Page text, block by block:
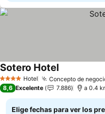
4 EstrellasHotel Concepto de
Sotero HotelVer precios
8,6 Excelente 7.886 a 0.4
Elige fechas para ver los